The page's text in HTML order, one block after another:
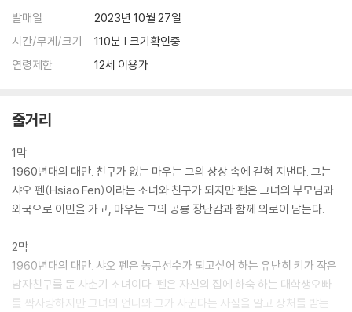
발매일
2023년 10월 27일
시간/무게/크기
110분 | 크기확인중
연령제한
12세 이용가
줄거리
1막
1960년대의 대만. 친구가 없는 마우는 그의 상상 속에 갇혀 지낸다. 그는
샤오 펜(Hsiao Fen)이라는 소녀와 친구가 되지만 펜은 그녀의 부모님과
외국으로 이민을 가고, 마우는 그의 공룡 장난감과 함께 외로이 남는다.
2막
1960년대의 대만. 샤오 펜은 농구선수가 되고싶어 하는 유난히 키가 작은
남자친구를 둔 사춘기 소녀이다. 펜은 자신의 집에 하숙 하는 대학생오빠
를 짝사랑하지만 그녀의 언니와 그가 사귄다는 사실을 알고 상처를 받는